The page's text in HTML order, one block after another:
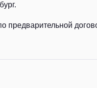
предварительной